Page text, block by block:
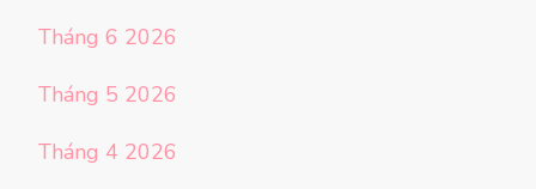
Tháng 6 2026
Tháng 5 2026
Tháng 4 2026